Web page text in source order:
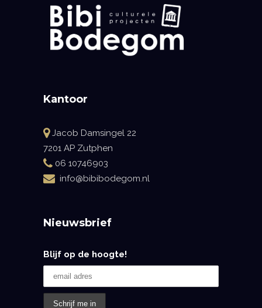
Kantoor
Jacob Damsingel 22
7201 AP Zutphen
06 10746903
info@bibibodegom.nl
Nieuwsbrief
Blijf op de hoogte!